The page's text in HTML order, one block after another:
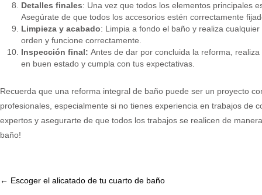
Detalles finales: Una vez que todos los elementos principales
Asegúrate de que todos los accesorios estén correctamente
Limpieza y acabado: Limpia a fondo el baño y realiza
orden y funcione correctamente.
Inspección final: Antes de dar por concluida la reforma,
en buen estado y cumpla con tus expectativas.
Recuerda que una reforma integral de baño puede ser un proyecto
profesionales, especialmente si no tienes experiencia en trabajos de
expertos y asegurarte de que todos los trabajos se realicen de
baño!
Post
← Escoger el alicatado de tu cuarto de baño